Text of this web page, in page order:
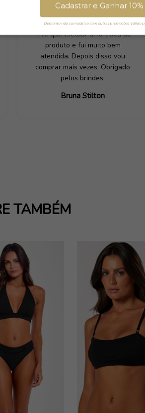
Cadastrar e Ganhar
Desconto não cumulativo com outras promoções. Válido
Tive que efetuar uma troca de
produto e fui muito bem
atendida. Depois disso vou
comprar mais vezes. Obrigado
pelos brindes.
Bruna Stilton
TAMBÉM